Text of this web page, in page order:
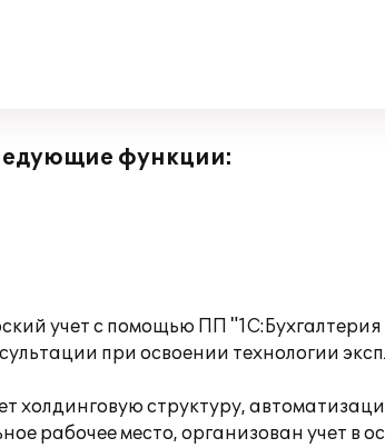
функции:
учет с помощью ПП
при освоении технологии
холдинговую структуру,
рабочее место, организован учет в